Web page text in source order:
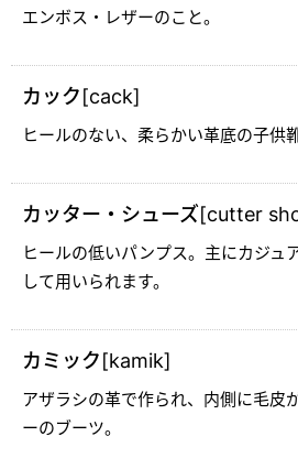
エンボス・レザーのこと。
カック[cack]
ヒールのない、柔らかい革底の子供靴
カッター・シューズ[cutter
ヒールの低いパンプス。主にカジュ
して用いられます。
カミック[kamik]
アザラシの革で作られ、内側に毛皮
ーのブーツ。